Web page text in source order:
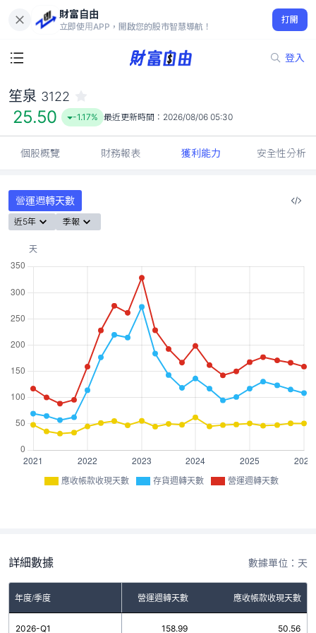
財富自由
立即使用APP，開啟您的股市智慧導航！
打開
登入
25.50
-1.17%
笙泉 3122
25.50 -1.17% 最近更新時間： 2026/08/06 05:30
個股概覽 財務報表 獲利能力 安全性分析
營運週轉天數
近5年 季報
應收帳款收現天數 存貨週轉天數 營運週轉天數
詳細數據 數據單位：天
年度/季度
存貨週轉天數 營運週轉天數 應收帳款收現天數
2026-Q1108.43 158.99 50.56